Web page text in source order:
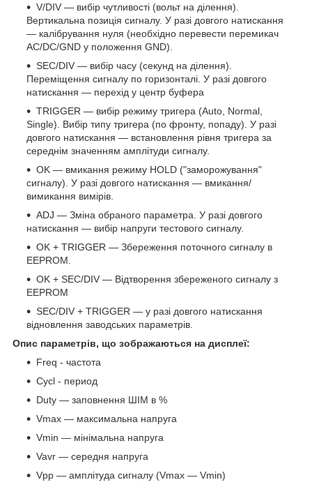
V/DIV — вибір чутливості (вольт на ділення).
Вертикальна позиція сигналу. У разі довгого натискання
— калібрування нуля (необхідно перевести перемикач
AC/DC/GND у положення GND).
SEC/DIV — вибір часу (секунд на ділення).
Переміщення сигналу по горизонталі. У разі довгого
натискання — перехід у центр буфера
TRIGGER — вибір режиму тригера (Auto, Normal,
Single). Вибір типу тригера (по фронту, попаду). У разі
довгого натискання — встановлення рівня тригера за
середнім значенням амплітуди сигналу.
OK — вмикання режиму HOLD ("заморожування"
сигналу). У разі довгого натискання — вмикання/
вимикання вимірів.
ADJ — Зміна обраного параметра. У разі довгого
натискання — вибір напруги тестового сигналу.
OK + TRIGGER — Збереження поточного сигналу в
EEPROM.
OK + SEC/DIV — Відтворення збереженого сигналу з
EEPROM
SEC/DIV + TRIGGER — у разі довгого натискання
відновлення заводських параметрів.
Опис параметрів, що зображаються на дисплеї:
Freq - частота
Cycl - период
Duty — заповнення ШІМ в %
Vmax — максимальна напруга
Vmin — мінімальна напруга
Vavr — середня напруга
Vpp — амплітуда сигналу (Vmax — Vmin)